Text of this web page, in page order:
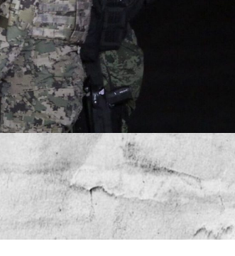
de Relaciones Exteriores, a cargo de
este asunto. Y sí, lo vamos a revisar», dijo